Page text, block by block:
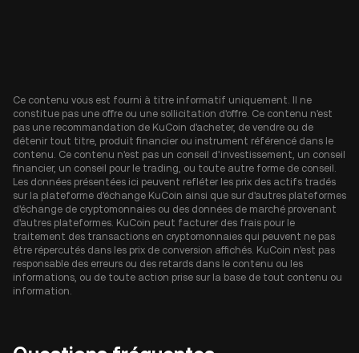
Ce contenu vous est fourni à titre informatif uniquement. Il ne
constitue pas une offre ou une sollicitation d'offre. Ce contenu n'est
pas une recommandation de KuCoin d'acheter, de vendre ou de
détenir tout titre, produit financier ou instrument référencé dans le
contenu. Ce contenu n'est pas un conseil d'investissement, un conseil
financier, un conseil pour le trading, ou toute autre forme de conseil.
Les données présentées ici peuvent refléter les prix des actifs tradés
sur la plateforme d'échange KuCoin ainsi que sur d'autres plateformes
d'échange de cryptomonnaies ou des données de marché provenant
d'autres plateformes. KuCoin peut facturer des frais pour le
traitement des transactions en cryptomonnaies qui peuvent ne pas
être répercutés dans les prix de conversion affichés. KuCoin n'est pas
responsable des erreurs ou des retards dans le contenu ou les
informations, ou de toute action prise sur la base de tout contenu ou
information.